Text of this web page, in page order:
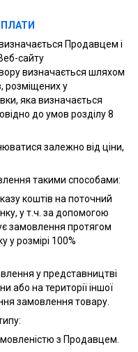
Продавцем і
сайту
визначається шляхом
розміщених у
яка визначається
до умов розділу 8
залежно від ціни,
такими способами:
коштів на поточний
у т.ч. за допомогою
замовлення протягом
у розмірі 100%
у представництві
або на території іншої
замовлення товару.
з Продавцем.